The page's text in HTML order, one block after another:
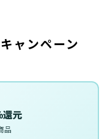
ャンペーン
元
品